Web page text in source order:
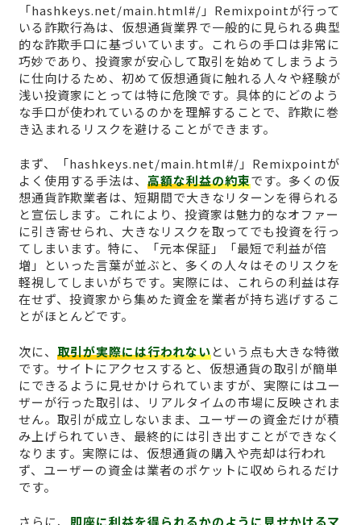
「hashkeys.net/main.html#/」Remixpointが行って
いる詐欺行為は、仮想通貨業界で一般的に見られる典型
的な詐欺手口に基づいています。これらの手口は非常に
巧妙であり、投資家が安心して取引を始めてしまうよう
に仕向けるため、初めて仮想通貨に触れる人々や経験が
浅い投資家にとっては特に危険です。具体的にどのよう
な手口が使われているのかを理解することで、詐欺に巻
き込まれるリスクを避けることができます。
まず、「hashkeys.net/main.html#/」Remixpointが
よく使用する手法は、 高額な利益の約束です。多くの仮
想通貨詐欺業者は、短期間で大きなリターンを得られる
と宣伝します。これにより、投資家は魅力的なオファー
に引き寄せられ、大きなリスクを取ってでも投資を行っ
てしまいます。特に、「元本保証」「最短で利益が倍
増」といった言葉が並ぶと、多くの人々はそのリスクを
軽視してしまいがちです。実際には、これらの利益は存
在せず、投資家から集めた資金を業者が持ち逃げするこ
とがほとんどです。
次に、 取引が実際には行われないという点も大きな特徴
です。サイトにアクセスすると、仮想通貨の取引が簡単
にできるように見せかけられていますが、実際にはユー
ザーが行った取引は、リアルタイムの市場に反映されま
せん。取引が成立しないまま、ユーザーの資金だけが積
み上げられていき、最終的には引き出すことができなく
なります。実際には、仮想通貨の購入や売却は行われ
ず、ユーザーの資金は業者のポケットに収められるだけ
です。